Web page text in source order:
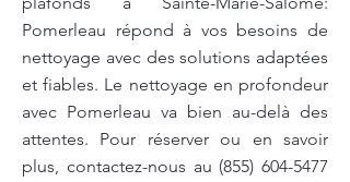
Pomerleau répond à vos besoins de
nettoyage avec des solutions adaptées
et fiables. Le nettoyage en profondeur
avec Pomerleau va bien au-delà des
attentes. Pour réserver ou en savoir
plus, contactez-nous au (855) 604-5477